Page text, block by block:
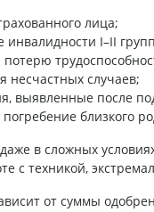
лица;
инвалидности I–II
несчастных случаев;
выявленные после
близкого
в сложных
с техникой,
от суммы